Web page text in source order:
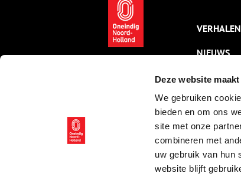
Deze website
We gebruiken
bieden en om ons
site met onze
combineren met
uw gebruik van hun
website blijft
VERHALEN
NIEUWS
KALENDER
THEMA’S
VIDEO’S